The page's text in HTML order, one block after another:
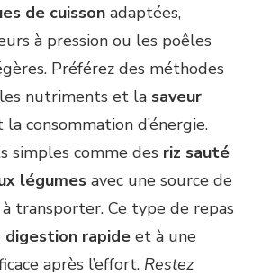
de cuisson adaptées,
à pression ou les poêles
Préférez des méthodes
nutriments et la saveur
consommation d’énergie.
simples comme des riz sauté
légumes avec une source de
transporter. Ce type de repas
digestion rapide et à une
après l’effort. Restez